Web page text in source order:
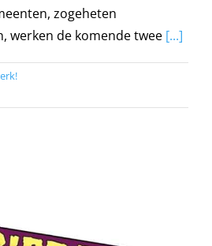
zogeheten
werken de komende twee [...]